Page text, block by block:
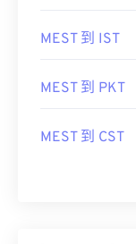
MEST 到 IST
MEST 到 PKT
MEST 到 CST